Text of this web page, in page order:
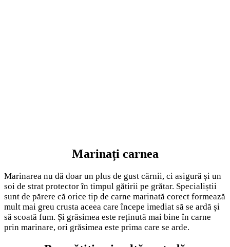
Marinați carnea
Marinarea nu dă doar un plus de gust cărnii, ci asigură și un
soi de strat protector în timpul gătirii pe grătar. Specialiștii
sunt de părere că orice tip de carne marinată corect formează
mult mai greu crusta aceea care începe imediat să se ardă și
să scoată fum. Și grăsimea este reținută mai bine în carne
prin marinare, ori grăsimea este prima care se arde.